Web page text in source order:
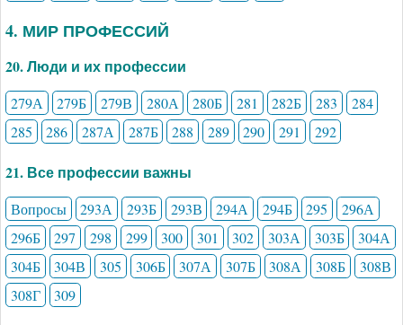
4. МИР ПРОФЕССИЙ
20. Люди и их профессии
279А 279Б 279В 280А 280Б 281 282Б 283
284
285
286 287А 287Б 288 289 290 291 292
21. Все профессии важны
Вопросы 293А 293Б 293В 294А 294Б 295
296А
296Б
297 298 299 300 301 302 303А 303Б
304А
304Б
304В 305 306Б 307А 307Б 308А 308Б
308В
308Г
309